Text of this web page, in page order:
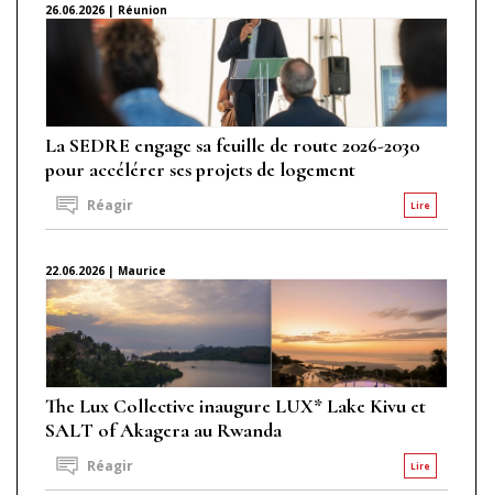
26.06.2026 | Réunion
La SEDRE engage sa feuille de route 2026-2030
pour accélérer ses projets de logement
Lire
Réagir
22.06.2026 | Maurice
The Lux Collective inaugure LUX* Lake Kivu et
SALT of Akagera au Rwanda
Lire
Réagir